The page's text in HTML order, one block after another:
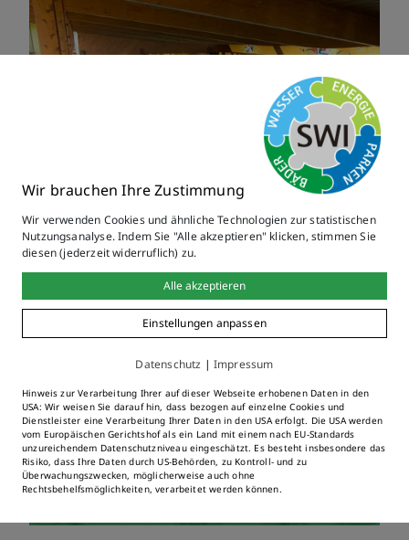
Die Stadtwerke Immenstadt
bestehen aus den
Trinkwasserversorgung,
Abwasser, Bäder,
Fernwärmeversorgung und
Parken.
Hallenbad
Die Stadtwerke Immenstadt
bestehen aus den
Betriebszweigen
Trinkwasserversorgung,
Abwasser, Bäder,
Fernwärmeversorgung und
Parken.
Öffnungszeiten Freibad
Wir brauchen Ihre Zustimmung
Wir verwenden Cookies und ähnliche Technologien zur statistischen
Nutzungsanalyse. Indem Sie "Alle akzeptieren" klicken, stimmen Sie
diesen (jederzeit widerruflich) zu.
Alle akzeptieren
Einstellungen anpassen
Datenschutz | Impressum
Hinweis zur Verarbeitung Ihrer auf dieser Webseite erhobenen Daten in den
USA: Wir weisen Sie darauf hin, dass bezogen auf einzelne Cookies und
Dienstleister eine Verarbeitung Ihrer Daten in den USA erfolgt. Die USA werden
vom Europäischen Gerichtshof als ein Land mit einem nach EU-Standards
unzureichendem Datenschutzniveau eingeschätzt. Es besteht insbesondere das
Risiko, dass Ihre Daten durch US-Behörden, zu Kontroll- und zu
Überwachungszwecken, möglicherweise auch ohne
Rechtsbehelfsmöglichkeiten, verarbeitet werden können.